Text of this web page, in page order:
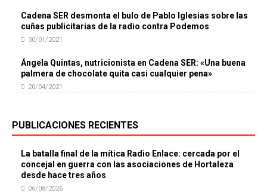
Cadena SER desmonta el bulo de Pablo Iglesias sobre las
cuñas publicitarias de la radio contra Podemos
30/01/2021
Ángela Quintas, nutricionista en Cadena SER: «Una buena
palmera de chocolate quita casi cualquier pena»
20/04/2021
PUBLICACIONES RECIENTES
La batalla final de la mítica Radio Enlace: cercada por el
concejal en guerra con las asociaciones de Hortaleza
desde hace tres años
06/08/2026